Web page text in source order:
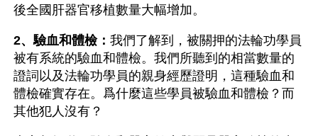
後全國肝器官移植數量大幅增加。
2、驗血和體檢： 我們了解到，被關押的法輪功學員
被有系統的驗血和體檢。我們所聽到的相當數量的
證詞以及法輪功學員的親身經歷證明，這種驗血和
體檢確實存在。爲什麼這些學員被驗血和體檢？而
其他犯人沒有？